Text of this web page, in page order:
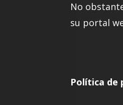
No
su portal
Política de